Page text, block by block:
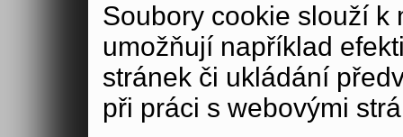
Soubory cookie slouží k
umožňují například
stránek či ukládání
při práci s webovými